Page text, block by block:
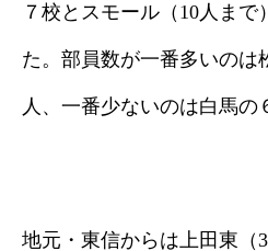
７校とスモール（10人まで
た。部員数が一番多いのは
人、一番少ないのは白馬の
地元・東信からは上田東（